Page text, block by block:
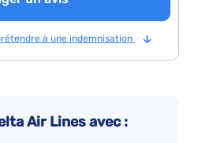
à une indemnisation
Air Lines avec :